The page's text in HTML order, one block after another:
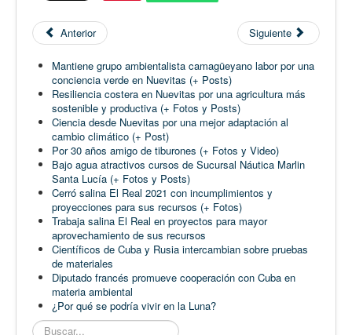
Anterior Siguiente
Mantiene grupo ambientalista camagüeyano labor por una
conciencia verde en Nuevitas (+ Posts)
Resiliencia costera en Nuevitas por una agricultura más
sostenible y productiva (+ Fotos y Posts)
Ciencia desde Nuevitas por una mejor adaptación al
cambio climático (+ Post)
Por 30 años amigo de tiburones (+ Fotos y Video)
Bajo agua atractivos cursos de Sucursal Náutica Marlin
Santa Lucía (+ Fotos y Posts)
Cerró salina El Real 2021 con incumplimientos y
proyecciones para sus recursos (+ Fotos)
Trabaja salina El Real en proyectos para mayor
aprovechamiento de sus recursos
Científicos de Cuba y Rusia intercambian sobre pruebas
de materiales
Diputado francés promueve cooperación con Cuba en
materia ambiental
¿Por qué se podría vivir en la Luna?
Buscar...